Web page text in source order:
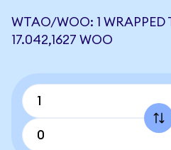
WTAO/WOO: 1 WRAPPED
17.042,1627 WOO